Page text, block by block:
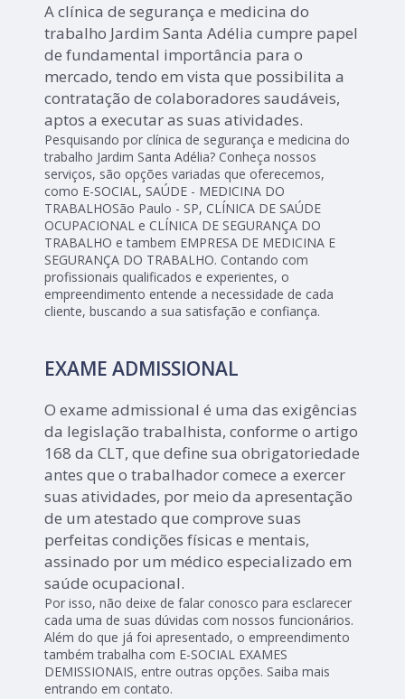
A clínica de segurança e medicina do
trabalho Jardim Santa Adélia cumpre papel
de fundamental importância para o
mercado, tendo em vista que possibilita a
contratação de colaboradores saudáveis,
aptos a executar as suas atividades.
Pesquisando por clínica de segurança e medicina do
trabalho Jardim Santa Adélia? Conheça nossos
serviços, são opções variadas que oferecemos,
como E-SOCIAL, SAÚDE - MEDICINA DO
TRABALHOSão Paulo - SP, CLÍNICA DE SAÚDE
OCUPACIONAL e CLÍNICA DE SEGURANÇA DO
TRABALHO e tambem EMPRESA DE MEDICINA E
SEGURANÇA DO TRABALHO. Contando com
profissionais qualificados e experientes, o
empreendimento entende a necessidade de cada
cliente, buscando a sua satisfação e confiança.
EXAME ADMISSIONAL
O exame admissional é uma das exigências
da legislação trabalhista, conforme o artigo
168 da CLT, que define sua obrigatoriedade
antes que o trabalhador comece a exercer
suas atividades, por meio da apresentação
de um atestado que comprove suas
perfeitas condições físicas e mentais,
assinado por um médico especializado em
saúde ocupacional.
Por isso, não deixe de falar conosco para esclarecer
cada uma de suas dúvidas com nossos funcionários.
Além do que já foi apresentado, o empreendimento
também trabalha com E-SOCIAL EXAMES
DEMISSIONAIS, entre outras opções. Saiba mais
entrando em contato.